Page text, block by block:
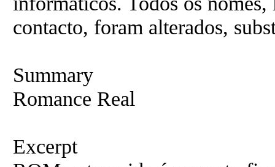
contacto, foram alterados,
Summary
Romance Real
Excerpt